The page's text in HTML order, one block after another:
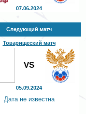
07.06.2024
Следующий матч
Товарищеский матч
VS
05.09.2024
Дата не известна